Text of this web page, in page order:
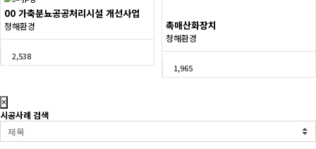
00 가축분뇨공공처리시설 개선사업
청해환경
2,538
촉매산화장치
청해환경
1,965
×
시공사례 검색